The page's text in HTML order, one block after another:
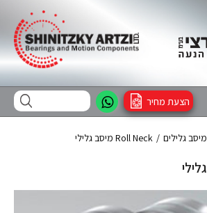
הצעת מחיר
מיסב גלילים / Roll Neck מיסב גלילי